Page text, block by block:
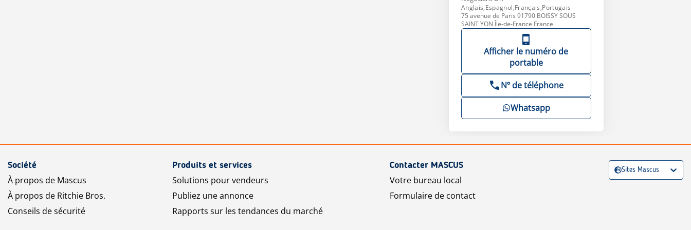
Anglais,Espagnol,Français,Portugais
75 avenue de Paris 91790 BOISSY SOUS
SAINT YON Île-de-France France
Afficher le numéro de
portable
Nº de téléphone
Whatsapp
Société
À propos de Mascus
À propos de Ritchie Bros.
Conseils de sécurité
Produits et services
Solutions pour vendeurs
Publiez une annonce
Rapports sur les tendances du marché
Contacter MASCUS
Votre bureau local
Formulaire de contact
Sites Mascus